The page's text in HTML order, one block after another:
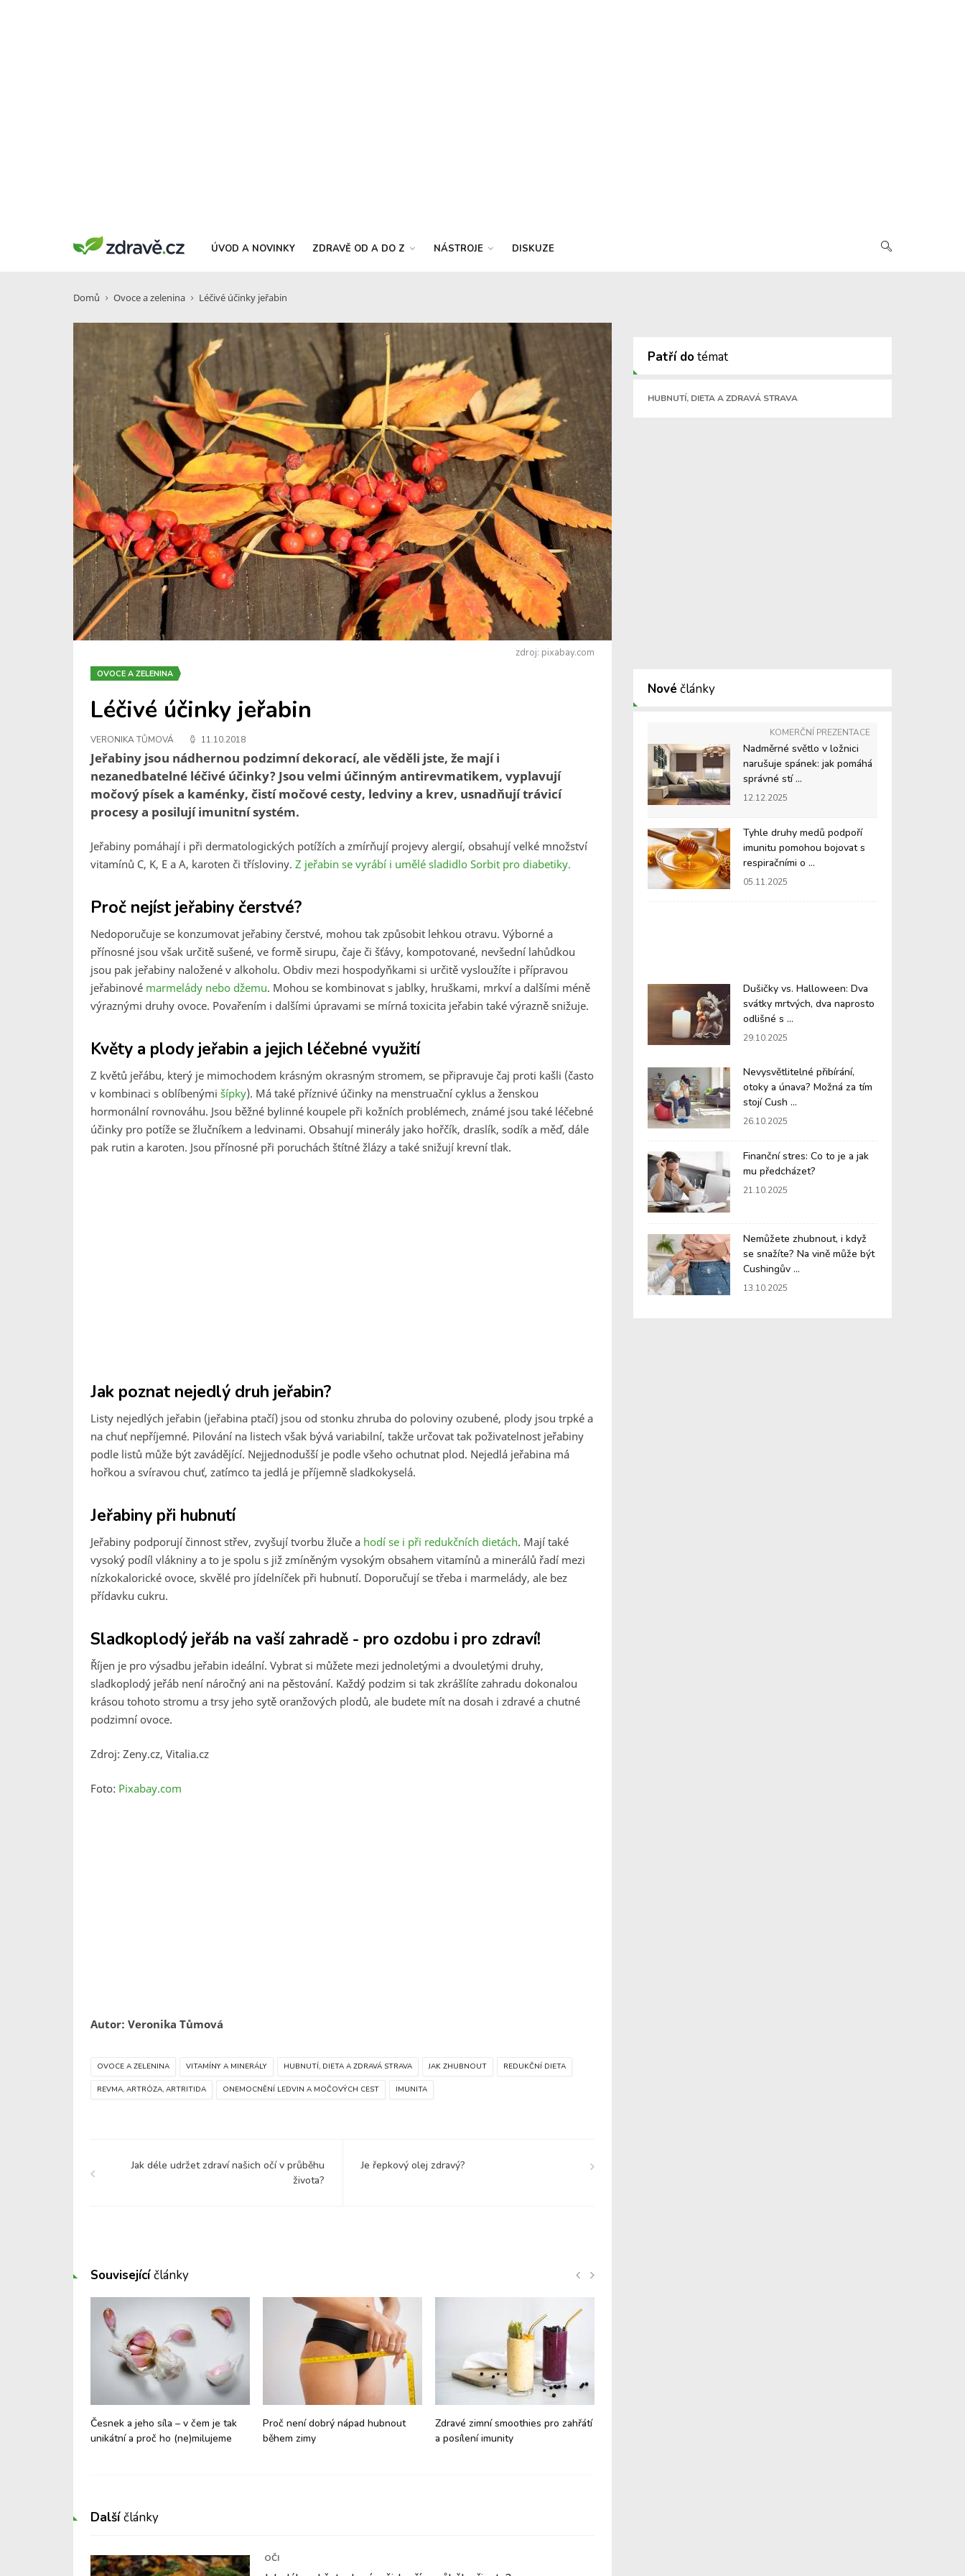
ÚVOD A NOVINKY ZDRAVĚ OD A DO Z NÁSTROJE DISKUZE
Domů Ovoce a zelenina Léčivé účinky jeřabin
zdroj: pixabay.com
OVOCE A ZELENINA
Léčivé účinky jeřabin
VERONIKA TŮMOVÁ 11.10.2018
Jeřabiny jsou nádhernou podzimní dekorací, ale věděli jste, že mají i
nezanedbatelné léčivé účinky? Jsou velmi účinným antirevmatikem, vyplavují
močový písek a kaménky, čistí močové cesty, ledviny a krev, usnadňují trávicí
procesy a posilují imunitní systém.
Jeřabiny pomáhají i při dermatologických potížích a zmírňují projevy alergií, obsahují velké množství
vitamínů C, K, E a A, karoten či třísloviny. Z jeřabin se vyrábí i umělé sladidlo Sorbit pro diabetiky.
Proč nejíst jeřabiny čerstvé?
Nedoporučuje se konzumovat jeřabiny čerstvé, mohou tak způsobit lehkou otravu. Výborné a
přínosné jsou však určitě sušené, ve formě sirupu, čaje či šťávy, kompotované, nevšední lahůdkou
jsou pak jeřabiny naložené v alkoholu. Obdiv mezi hospodyňkami si určitě vysloužíte i přípravou
jeřabinové marmelády nebo džemu. Mohou se kombinovat s jablky, hruškami, mrkví a dalšími méně
výraznými druhy ovoce. Povařením i dalšími úpravami se mírná toxicita jeřabin také výrazně snižuje.
Květy a plody jeřabin a jejich léčebné využití
Z květů jeřábu, který je mimochodem krásným okrasným stromem, se připravuje čaj proti kašli (často
v kombinaci s oblíbenými šípky). Má také příznivé účinky na menstruační cyklus a ženskou
hormonální rovnováhu. Jsou běžné bylinné koupele při kožních problémech, známé jsou také léčebné
účinky pro potíže se žlučníkem a ledvinami. Obsahují minerály jako hořčík, draslík, sodík a měď, dále
pak rutin a karoten. Jsou přínosné při poruchách štítné žlázy a také snižují krevní tlak.
Jak poznat nejedlý druh jeřabin?
Listy nejedlých jeřabin (jeřabina ptačí) jsou od stonku zhruba do poloviny ozubené, plody jsou trpké a
na chuť nepříjemné. Pilování na listech však bývá variabilní, takže určovat tak poživatelnost jeřabiny
podle listů může být zavádějící. Nejjednodušší je podle všeho ochutnat plod. Nejedlá jeřabina má
hořkou a svíravou chuť, zatímco ta jedlá je příjemně sladkokyselá.
Jeřabiny při hubnutí
Jeřabiny podporují činnost střev, zvyšují tvorbu žluče a hodí se i při redukčních dietách. Mají také
vysoký podíl vlákniny a to je spolu s již zmíněným vysokým obsahem vitamínů a minerálů řadí mezi
nízkokalorické ovoce, skvělé pro jídelníček při hubnutí. Doporučují se třeba i marmelády, ale bez
přídavku cukru.
Sladkoplodý jeřáb na vaší zahradě - pro ozdobu i pro zdraví!
Říjen je pro výsadbu jeřabin ideální. Vybrat si můžete mezi jednoletými a dvouletými druhy,
sladkoplodý jeřáb není náročný ani na pěstování. Každý podzim si tak zkrášlíte zahradu dokonalou
krásou tohoto stromu a trsy jeho sytě oranžových plodů, ale budete mít na dosah i zdravé a chutné
podzimní ovoce.
Zdroj: Zeny.cz, Vitalia.cz
Foto: Pixabay.com
Autor: Veronika Tůmová
OVOCE A ZELENINA VITAMÍNY A MINERÁLY HUBNUTÍ, DIETA A ZDRAVÁ STRAVA JAK ZHUBNOUT REDUKČNÍ DIETA
REVMA, ARTRÓZA, ARTRITIDA ONEMOCNĚNÍ LEDVIN A MOČOVÝCH CEST IMUNITA
Jak déle udržet zdraví našich očí v průběhu
života?
Je řepkový olej zdravý?
Patří dotémat
HUBNUTÍ, DIETA A ZDRAVÁ STRAVA
Nové články
KOMERČNÍ PREZENTACE
Nadměrné světlo v ložnici
narušuje spánek: jak pomáhá
správné stí ...
12.12.2025
Tyhle druhy medů podpoří
imunitu pomohou bojovat s
respiračními o ...
05.11.2025
Dušičky vs. Halloween: Dva
svátky mrtvých, dva naprosto
odlišné s ...
29.10.2025
Nevysvětlitelné přibírání,
otoky a únava? Možná za tím
stojí Cush ...
26.10.2025
Finanční stres: Co to je a jak
mu předcházet?
21.10.2025
Nemůžete zhubnout, i když
se snažíte? Na vině může být
Cushingův ...
13.10.2025
Souvisejícíčlánky
Česnek a jeho síla – v čem je tak
unikátní a proč ho (ne)milujeme
Proč není dobrý nápad hubnout
během zimy
Zdravé zimní smoothies pro zahřátí
a posílení imunity
Dalšíčlánky
OČI